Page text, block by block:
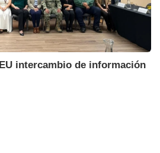
intercambio de información